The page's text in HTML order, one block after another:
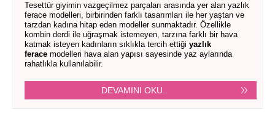
Tesettür giyimin vazgeçilmez parçaları arasında yer alan yazlık
ferace modelleri, birbirinden farklı tasarımları ile her yaştan ve
tarzdan kadına hitap eden modeller sunmaktadır. Özellikle
kombin derdi ile uğraşmak istemeyen, tarzına farklı bir hava
katmak isteyen kadınların sıklıkla tercih ettiği yazlık
ferace modelleri hava alan yapısı sayesinde yaz aylarında
rahatlıkla kullanılabilir.
DEVAMINI OKU..